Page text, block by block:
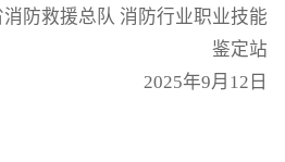
援总队 消防行业职业技能
鉴定站
2025年9月12日